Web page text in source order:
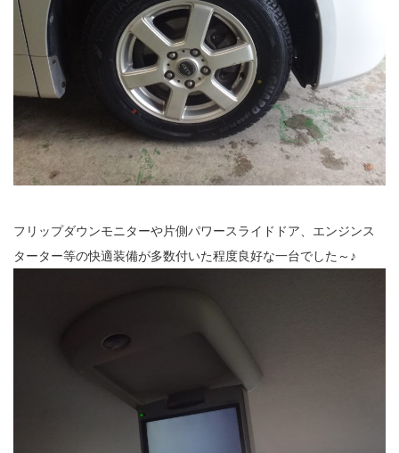
フリップダウンモニターや片側パワースライドドア、エンジンス
ターター等の快適装備が多数付いた程度良好な一台でした～♪